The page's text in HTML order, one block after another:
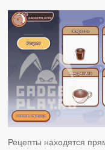
Рецепты находятся